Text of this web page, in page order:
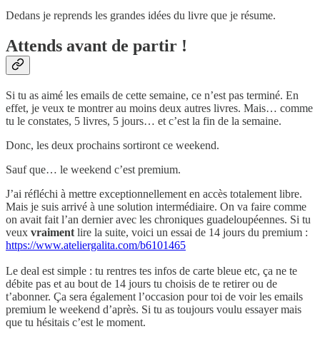
Dedans je reprends les grandes idées du livre que je résume.
Attends avant de partir !
Si tu as aimé les emails de cette semaine, ce n’est pas terminé. En
effet, je veux te montrer au moins deux autres livres. Mais… comme
tu le constates, 5 livres, 5 jours… et c’est la fin de la semaine.
Donc, les deux prochains sortiront ce weekend.
Sauf que… le weekend c’est premium.
J’ai réfléchi à mettre exceptionnellement en accès totalement libre.
Mais je suis arrivé à une solution intermédiaire. On va faire comme
on avait fait l’an dernier avec les chroniques guadeloupéennes. Si tu
veux vraiment lire la suite, voici un essai de 14 jours du premium :
https://www.ateliergalita.com/b6101465
Le deal est simple : tu rentres tes infos de carte bleue etc, ça ne te
débite pas et au bout de 14 jours tu choisis de te retirer ou de
t’abonner. Ça sera également l’occasion pour toi de voir les emails
premium le weekend d’après. Si tu as toujours voulu essayer mais
que tu hésitais c’est le moment.